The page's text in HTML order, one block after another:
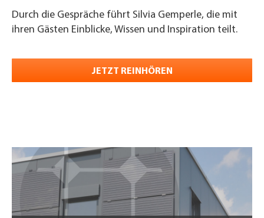
Durch die Gespräche führt Silvia Gemperle, die mit
ihren Gästen Einblicke, Wissen und Inspiration teilt.
JETZT REINHÖREN